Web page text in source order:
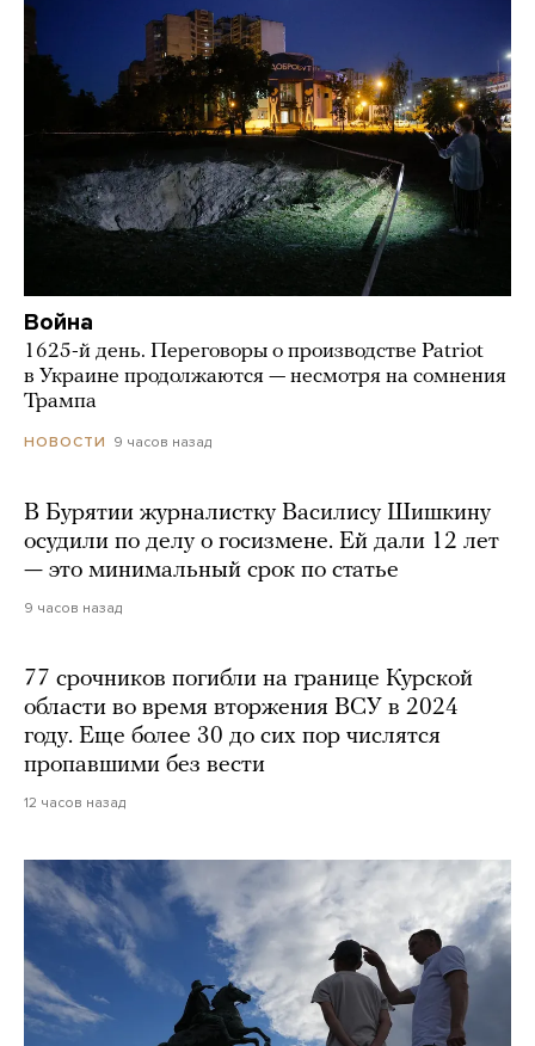
Война
1625-й день. Переговоры о производстве Patriot
в Украине продолжаются — несмотря на сомнения
Трампа
НОВОСТИ 9 часов назад
В Бурятии журналистку Василису Шишкину
осудили по делу о госизмене. Ей дали 12 лет
— это минимальный срок по статье
9 часов назад
77 срочников погибли на границе Курской
области во время вторжения ВСУ в 2024
году. Еще более 30 до сих пор числятся
пропавшими без вести
12 часов назад